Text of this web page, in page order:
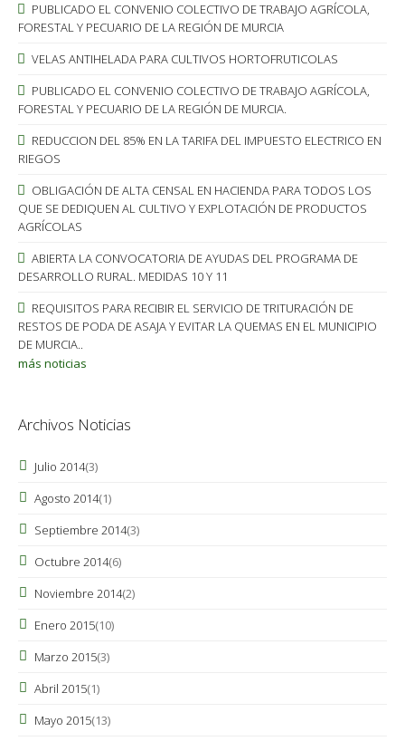
PUBLICADO EL CONVENIO COLECTIVO DE TRABAJO AGRÍCOLA,
FORESTAL Y PECUARIO DE LA REGIÓN DE MURCIA
VELAS ANTIHELADA PARA CULTIVOS HORTOFRUTICOLAS
PUBLICADO EL CONVENIO COLECTIVO DE TRABAJO AGRÍCOLA,
FORESTAL Y PECUARIO DE LA REGIÓN DE MURCIA.
REDUCCION DEL 85% EN LA TARIFA DEL IMPUESTO ELECTRICO EN
RIEGOS
OBLIGACIÓN DE ALTA CENSAL EN HACIENDA PARA TODOS LOS
QUE SE DEDIQUEN AL CULTIVO Y EXPLOTACIÓN DE PRODUCTOS
AGRÍCOLAS
ABIERTA LA CONVOCATORIA DE AYUDAS DEL PROGRAMA DE
DESARROLLO RURAL. MEDIDAS 10 Y 11
REQUISITOS PARA RECIBIR EL SERVICIO DE TRITURACIÓN DE
RESTOS DE PODA DE ASAJA Y EVITAR LA QUEMAS EN EL MUNICIPIO
DE MURCIA..
más noticias
Archivos Noticias
Julio 2014(3)
Agosto 2014(1)
Septiembre 2014(3)
Octubre 2014(6)
Noviembre 2014(2)
Enero 2015(10)
Marzo 2015(3)
Abril 2015(1)
Mayo 2015(13)